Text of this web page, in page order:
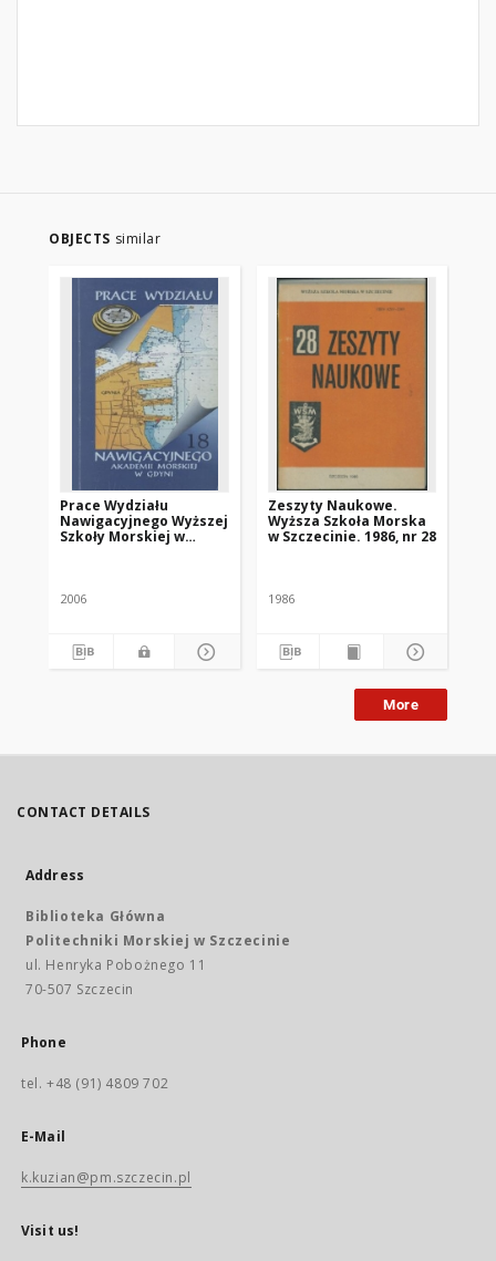
OBJECTS similar
Prace Wydziału
Nawigacyjnego Wyższej
Szkoły Morskiej w
2006
Zeszyty Naukowe.
Wyższa Szkoła Morska
w Szczecinie. 1986, nr 28
1986
More
CONTACT DETAILS
Address
Biblioteka Główna
Politechniki Morskiej w Szczecinie
ul. Henryka Pobożnego 11
70-507 Szczecin
Phone
tel. +48 (91) 4809 702
E-Mail
k.kuzian@pm.szczecin.pl
Visit us!